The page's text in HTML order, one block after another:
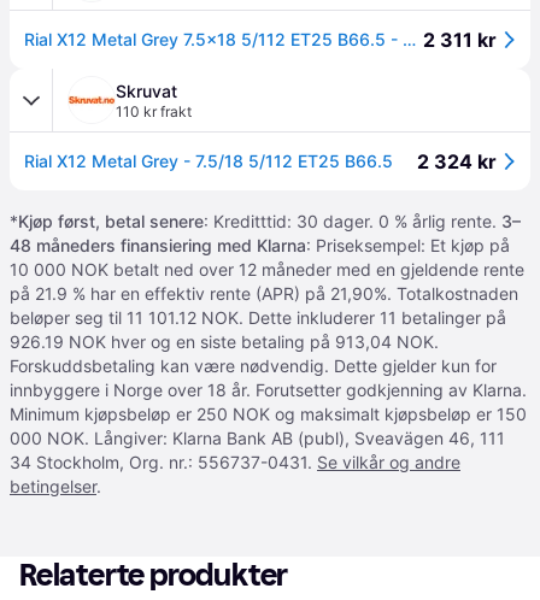
Rial X12 Metal Grey 7.5x18 5/112 ET25 B66.5 - Aluminiumfelger 2 311 kr
Skruvat
110 kr frakt
Rial X12 Metal Grey - 7.5/18 5/112 ET25 B66.5 2 324 kr
*Kjøp først, betal senere: Kreditttid: 30 dager. 0 % årlig rente. 3–
48 måneders finansiering med Klarna: Priseksempel: Et kjøp på
10 000 NOK betalt ned over 12 måneder med en gjeldende rente
på 21.9 % har en effektiv rente (APR) på 21,90%. Totalkostnaden
beløper seg til 11 101.12 NOK. Dette inkluderer 11 betalinger på
926.19 NOK hver og en siste betaling på 913,04 NOK.
Forskuddsbetaling kan være nødvendig. Dette gjelder kun for
innbyggere i Norge over 18 år. Forutsetter godkjenning av Klarna.
Minimum kjøpsbeløp er 250 NOK og maksimalt kjøpsbeløp er 150
000 NOK. Långiver: Klarna Bank AB (publ), Sveavägen 46, 111
34 Stockholm, Org. nr.: 556737-0431. Se vilkår og andre
betingelser.
Relaterte produkter